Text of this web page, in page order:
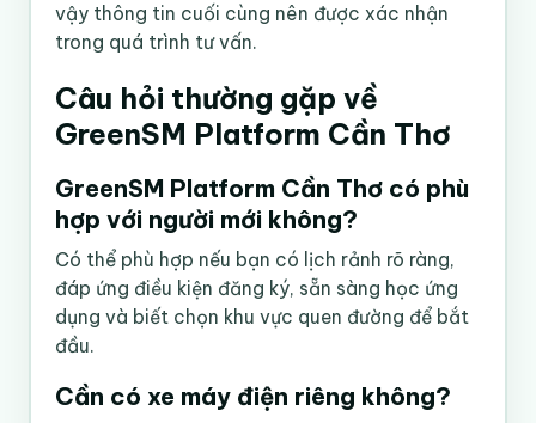
vậy thông tin cuối cùng nên được xác nhận
trong quá trình tư vấn.
Câu hỏi thường gặp về
GreenSM Platform Cần Thơ
GreenSM Platform Cần Thơ có phù
hợp với người mới không?
Có thể phù hợp nếu bạn có lịch rảnh rõ ràng,
đáp ứng điều kiện đăng ký, sẵn sàng học ứng
dụng và biết chọn khu vực quen đường để bắt
đầu.
Cần có xe máy điện riêng không?